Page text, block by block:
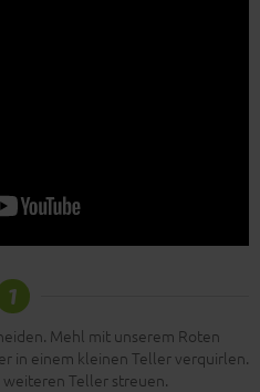
1
Mehl mit unserem Roten
in einem kleinen Teller verquirlen.
weiteren Teller streuen.